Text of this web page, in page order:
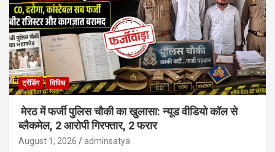
ट्रेंडिंग विविध
मेरठ में फर्जी पुलिस चौकी का खुलासा: न्यूड वीडियो कॉल से
ब्लैकमेल, 2 आरोपी गिरफ्तार, 2 फरार
August 1, 2026 adminsatya